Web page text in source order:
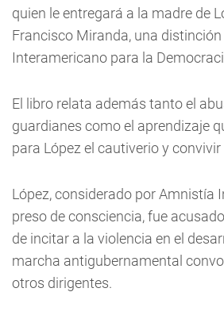
quien le entregará a la madre de
Francisco Miranda, una
Interamericano para la
El libro relata además tanto el
guardianes como el aprendizaje
para López el cautiverio y
López, considerado por Amnistía
preso de consciencia, fue
de incitar a la violencia en el
marcha antigubernamental
otros dirigentes.